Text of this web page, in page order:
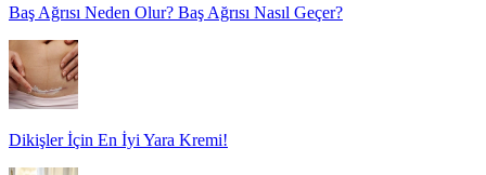
Baş Ağrısı Neden Olur? Baş Ağrısı Nasıl Geçer?
Dikişler İçin En İyi Yara Kremi!